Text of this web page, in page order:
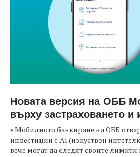
Новата версия на ОББ
върху застраховането и
• Мобилното банкиране на ОББ
инвестиции с AI (изкуствен
вече могат да следят своите лимити